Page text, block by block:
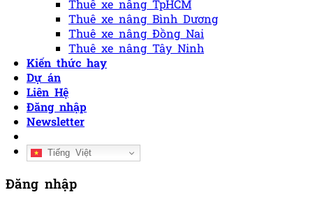
Thuê xe nâng TpHCM
Thuê xe nâng Bình Dương
Thuê xe nâng Đồng Nai
Thuê xe nâng Tây Ninh
Kiến thức hay
Dự án
Liên Hệ
Đăng nhập
Newsletter
Tiếng Việt
Đăng nhập